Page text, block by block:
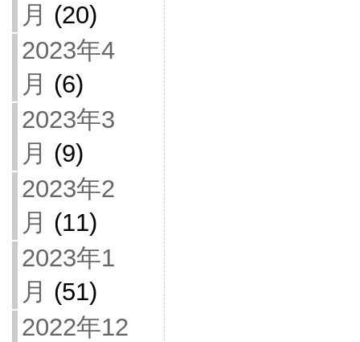
月 (20)
2023年4
月 (6)
2023年3
月 (9)
2023年2
月 (11)
2023年1
月 (51)
2022年12